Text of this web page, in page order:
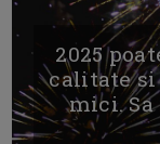
2025
calitate
mici.